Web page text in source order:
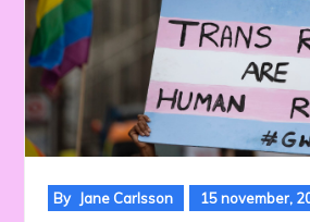
By Jane Carlsson 15 november,